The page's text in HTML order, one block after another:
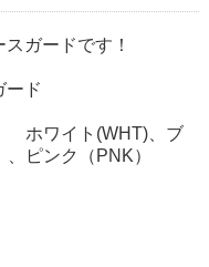
ガードです！
ード
ホワイト(WHT)、ブ
ピンク（PNK）